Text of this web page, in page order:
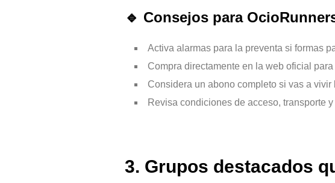
🔹 Consejos para
Activa alarmas para la preventa si formas
Compra directamente en la web oficial
Considera un abono completo si vas a vivir
Revisa condiciones de acceso, transporte y
3. Grupos destacados